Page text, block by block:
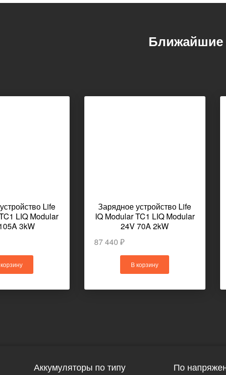
Ближайшие
Life
LIQ Modular
3kW
Зарядное устройство Life
IQ Modular TC1 LIQ Modular
24V 70A 2kW
87 440 ₽
В корзину
Аккумуляторы по типу По